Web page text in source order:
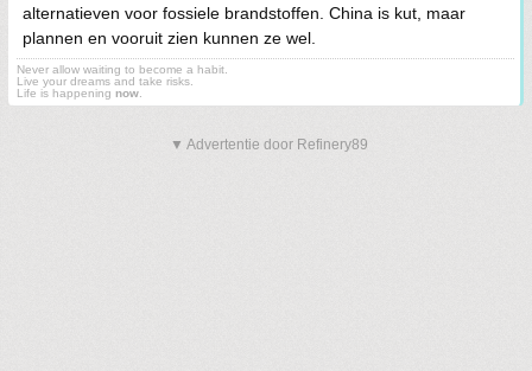
alternatieven voor fossiele brandstoffen. China is kut, maar
plannen en vooruit zien kunnen ze wel.
Never allow waiting to become a habit.
Live your dreams and take risks.
Life is happening now
▼ Advertentie door Refinery89